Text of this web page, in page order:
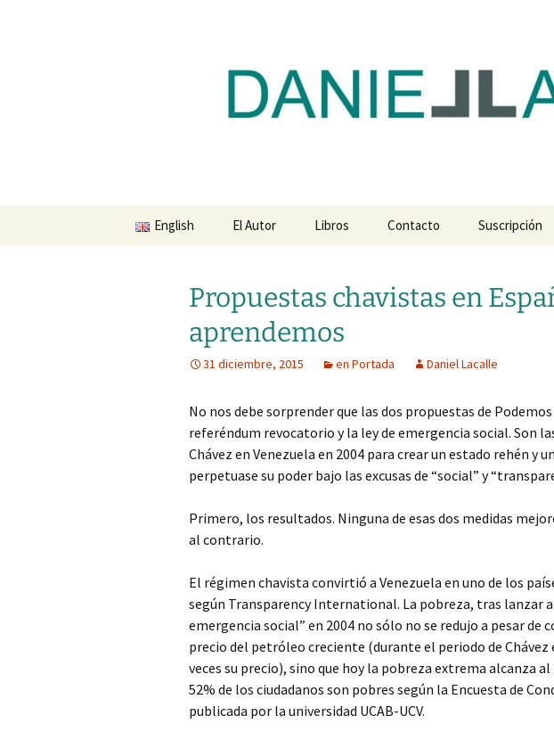
dlacalle.com
English El Autor Libros Contacto Suscripción
Propuestas chavistas en
aprendemos
31 diciembre, 2015 en Portada Daniel Lacalle
No nos debe sorprender que las dos propuestas de
referéndum revocatorio y la ley de emergencia social. Son
Chávez en Venezuela en 2004 para crear un estado rehén y
perpetuase su poder bajo las excusas de “social” y
Primero, los resultados. Ninguna de esas dos medidas
al contrario.
El régimen chavista convirtió a Venezuela en uno de los
según Transparency International. La pobreza, tras lanzar
emergencia social” en 2004 no sólo no se redujo a pesar de
precio del petróleo creciente (durante el periodo de
veces su precio), sino que hoy la pobreza extrema alcanza
52% de los ciudadanos son pobres según la Encuesta de
publicada por la universidad UCAB-UCV.